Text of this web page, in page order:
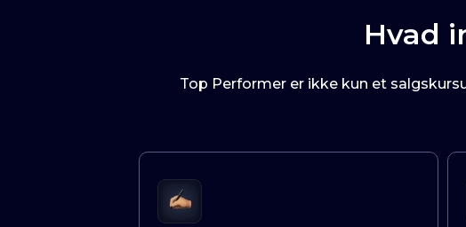
Hvad
Top Performer er ikke kun et